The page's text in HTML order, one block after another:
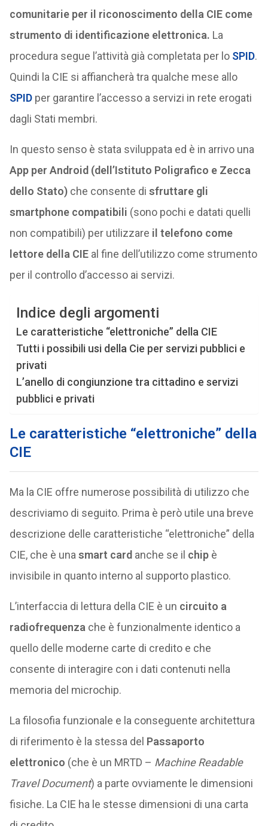
comunitarie per il riconoscimento della CIE come
strumento di identificazione elettronica. La
procedura segue l’attività già completata per lo SPID.
Quindi la CIE si affiancherà tra qualche mese allo
SPIDper garantire l’accesso a servizi in rete erogati
dagli Stati membri.
In questo senso è stata sviluppata ed è in arrivo una
App per Android (dell’Istituto Poligrafico e Zecca
dello Stato)che consente di sfruttare gli
smartphone compatibili (sono pochi e datati quelli
non compatibili) per utilizzare il telefono come
lettore della CIEal fine dell’utilizzo come strumento
per il controllo d’accesso ai servizi.
Indice degli argomenti
Le caratteristiche “elettroniche” della CIE
Tutti i possibili usi della Cie per servizi pubblici e
privati
L’anello di congiunzione tra cittadino e servizi
pubblici e privati
Le caratteristiche “elettroniche” della
CIE
Ma la CIE offre numerose possibilità di utilizzo che
descriviamo di seguito. Prima è però utile una breve
descrizione delle caratteristiche “elettroniche” della
CIE, che è una smart card anche se il chipè
invisibile in quanto interno al supporto plastico.
L’interfaccia di lettura della CIE è un circuito a
radiofrequenza che è funzionalmente identico a
quello delle moderne carte di credito e che
consente di interagire con i dati contenuti nella
memoria del microchip.
La filosofia funzionale e la conseguente architettura
di riferimento è la stessa del Passaporto
elettronico (che è un MRTD – Machine Readable
Travel Document) a parte ovviamente le dimensioni
fisiche. La CIE ha le stesse dimensioni di una carta